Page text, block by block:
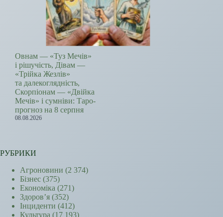
Овнам — «Туз Мечів»
і рішучість, Дівам —
«Трійка Жезлів»
та далекоглядність,
Скорпіонам — «Двійка
Мечів» і сумніви: Таро-
прогноз на 8 серпня
08.08.2026
РУБРИКИ
Агроновини (2 374)
Бізнес (375)
Економіка (271)
Здоров’я (352)
Інциденти (412)
Культура (17 193)